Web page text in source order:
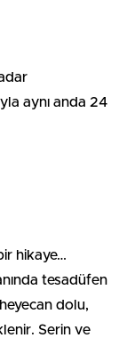
aynı anda 24
hikaye…
tesadüfen
dolu,
Serin ve